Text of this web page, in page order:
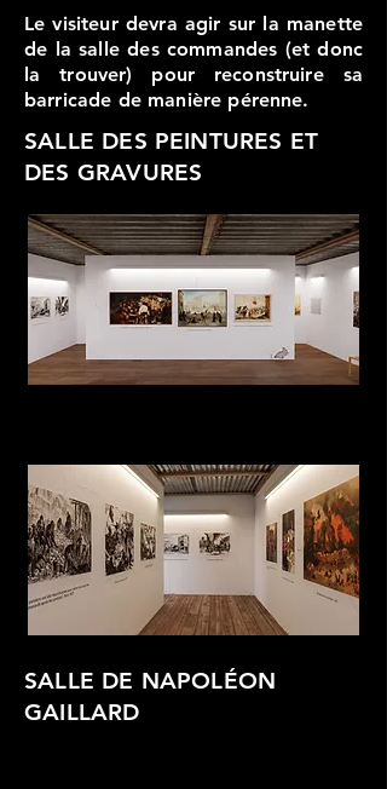
Le visiteur devra agir sur la manette
de la salle des commandes (et donc
la trouver) pour reconstruire sa
barricade de manière pérenne.
SALLE DES PEINTURES ET
DES GRAVURES
SALLE DE NAPOLÉON
GAILLARD